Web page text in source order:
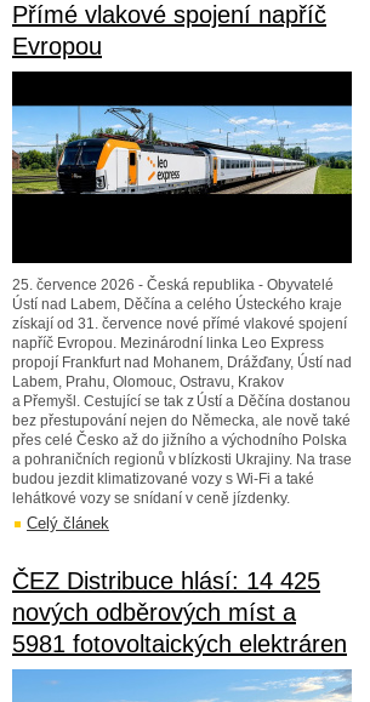
Přímé vlakové spojení napříč
Evropou
25. července 2026 - Česká republika - Obyvatelé
Ústí nad Labem, Děčína a celého Ústeckého kraje
získají od 31. července nové přímé vlakové spojení
napříč Evropou. Mezinárodní linka Leo Express
propojí Frankfurt nad Mohanem, Drážďany, Ústí nad
Labem, Prahu, Olomouc, Ostravu, Krakov
a Přemyšl. Cestující se tak z Ústí a Děčína dostanou
bez přestupování nejen do Německa, ale nově také
přes celé Česko až do jižního a východního Polska
a pohraničních regionů v blízkosti Ukrajiny. Na trase
budou jezdit klimatizované vozy s Wi-Fi a také
lehátkové vozy se snídaní v ceně jízdenky.
Celý článek
ČEZ Distribuce hlásí: 14 425
nových odběrových míst a
5981 fotovoltaických elektráren